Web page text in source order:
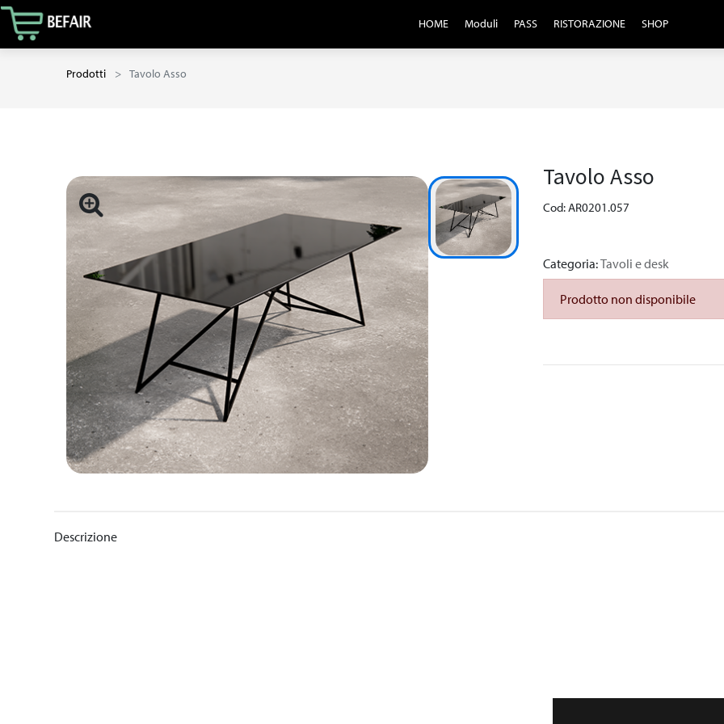
HOME Moduli PASS RISTORAZIONE SHOP
Prodotti Tavolo Asso
Tavolo Asso
Cod: AR0201.057
Categoria:Tavoli e desk
Prodotto non disponibile
Descrizione